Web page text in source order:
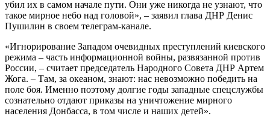
убил их в самом начале пути. Они уже никогда не узнают, что
такое мирное небо над головой», – заявил глава ДНР Денис
Пушилин в своем телеграм-канале.
«Игнорирование Западом очевидных преступлений киевского
режима – часть информационной войны, развязанной против
России, – считает председатель Народного Совета ДНР Артем
Жога. – Там, за океаном, знают: нас невозможно победить на
поле боя. Именно поэтому долгие годы западные спецслужбы
сознательно отдают приказы на уничтожение мирного
населения Донбасса, в том числе и наших детей».